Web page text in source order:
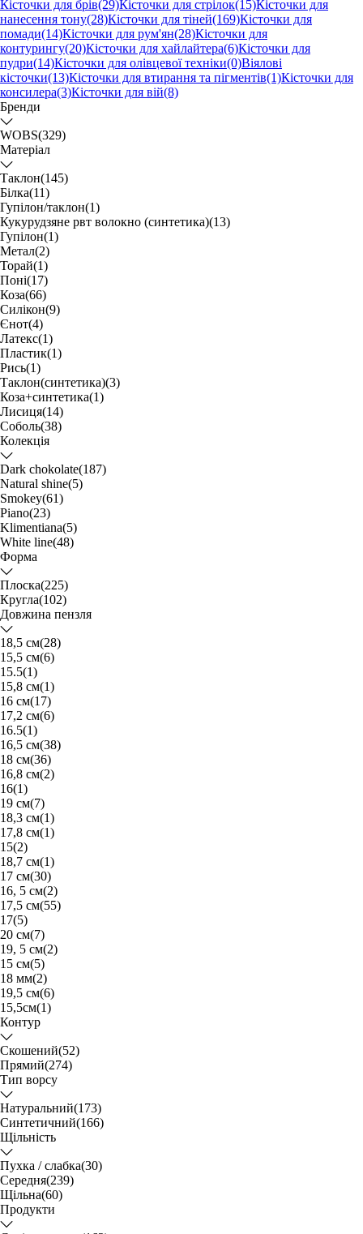
Кісточки для брів(29)Кісточки для стрілок(15)Кісточки для
нанесення тону(28)Кісточки для тіней(169)Кісточки для
помади(14)Кісточки для рум'ян(28)Кісточки для
контурингу(20)Кісточки для хайлайтера(6)Кісточки для
пудри(14)Кісточки для олівцевої техніки(0)Віялові
кісточки(13)Кісточки для втирання та пігментів(1)Кісточки для
консилера(3)Кісточки для вій(8)
Бренди
WOBS(329)
Матеріал
Таклон(145)
Білка(11)
Гупілон/таклон(1)
Кукурудзяне рвт волокно (синтетика)(13)
Гупілон(1)
Метал(2)
Торай(1)
Поні(17)
Коза(66)
Силікон(9)
Єнот(4)
Латекс(1)
Пластик(1)
Рись(1)
Таклон(синтетика)(3)
Коза+синтетика(1)
Лисиця(14)
Соболь(38)
Колекція
Dark chokolate(187)
Natural shine(5)
Smokey(61)
Piano(23)
Klimentiana(5)
White line(48)
Форма
Плоска(225)
Кругла(102)
Довжина пензля
18,5 см(28)
15,5 см(6)
15.5(1)
15,8 см(1)
16 см(17)
17,2 см(6)
16.5(1)
16,5 см(38)
18 см(36)
16,8 см(2)
16(1)
19 см(7)
18,3 см(1)
17,8 см(1)
15(2)
18,7 см(1)
17 см(30)
16, 5 см(2)
17,5 см(55)
17(5)
20 см(7)
19, 5 см(2)
15 см(5)
18 мм(2)
19,5 см(6)
15,5см(1)
Контур
Скошений(52)
Прямий(274)
Тип ворсу
Натуральний(173)
Синтетичний(166)
Щільність
Пухка / слабка(30)
Середня(239)
Щільна(60)
Продукти